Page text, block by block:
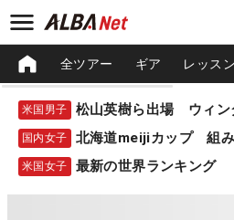
全ツアー ギア レッスン
米国男子 松山英樹ら出場 ウィン
国内女子 北海道meijiカップ 組
米国女子 最新の世界ランキング